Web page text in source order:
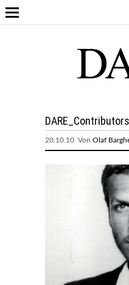
20.10.10 Von Olaf